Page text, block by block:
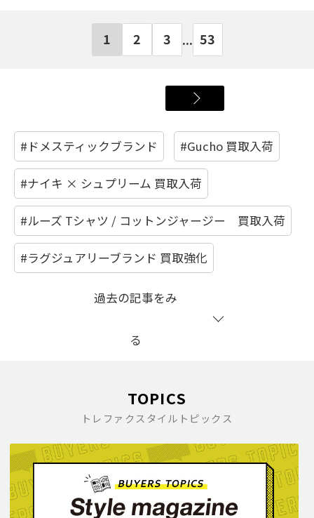
1 2 3 ... 53
#ドメスティックブランド #Gucho 買取入荷
#ナイキ × シュプリーム 買取入荷
#ルーズ Tシャツ / コットンジャージー 買取入荷
#ラグジュアリーブランド 買取強化
過去の記事をみ
る
TOPICS
トレファクスタイルトピックス